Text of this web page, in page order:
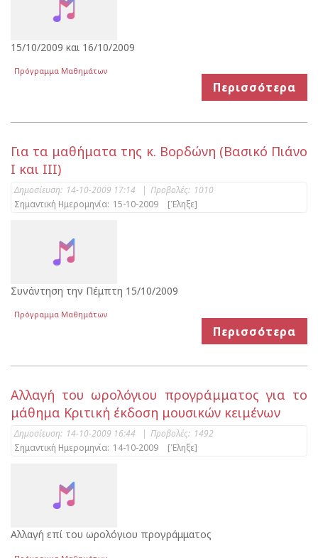
15/10/2009 και 16/10/2009
Πρόγραμμα Μαθημάτων
Περισσότερα
Για τα μαθήματα της κ. Βορδώνη (Βασικό Πιάνο
Ι και ΙΙΙ)
Δημοσίευση: 14-10-2009 17:14 | Προβολές: 1010
Σημαντική Ημερομηνία: 15-10-2009 [Έληξε]
Συνάντηση την Πέμπτη 15/10/2009
Πρόγραμμα Μαθημάτων
Περισσότερα
Αλλαγή του ωρολόγιου προγράμματος για το
μάθημα Κριτική έκδοση μουσικών κειμένων
Δημοσίευση: 14-10-2009 16:44 | Προβολές: 1492
Σημαντική Ημερομηνία: 14-10-2009 [Έληξε]
Αλλαγή επί του ωρολόγιου προγράμματος